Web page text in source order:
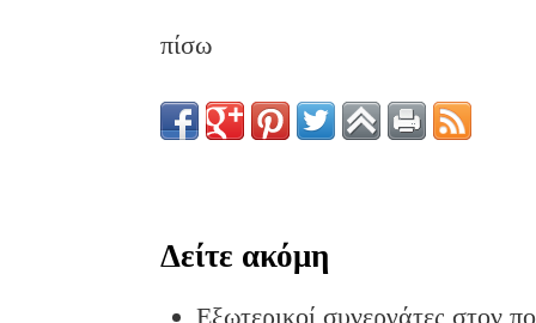
πίσω
Δείτε ακόμη
Εξωτερικοί συνεργάτες στον